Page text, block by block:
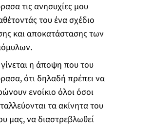
τις ανησυχίες μου
του ένα σχέδιο
και αποκατάστασης των
η άποψη που του
ότι δηλαδή πρέπει να
ενοίκιο όλοι όσοι
τα ακίνητα του
μας, να διαστρεβλωθεί